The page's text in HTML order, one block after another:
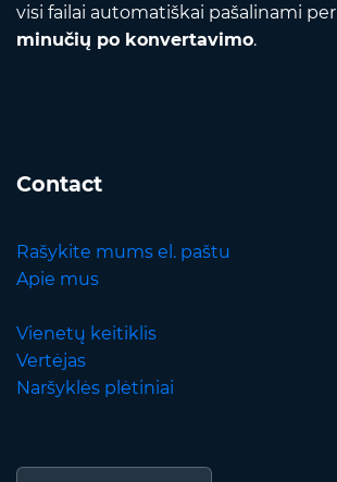
visi failai automatiškai pašalinami per
minučių po konvertavimo.
Contact
Rašykite mums el. paštu
Apie mus
Vienetų keitiklis
Vertėjas
Naršyklės plėtiniai